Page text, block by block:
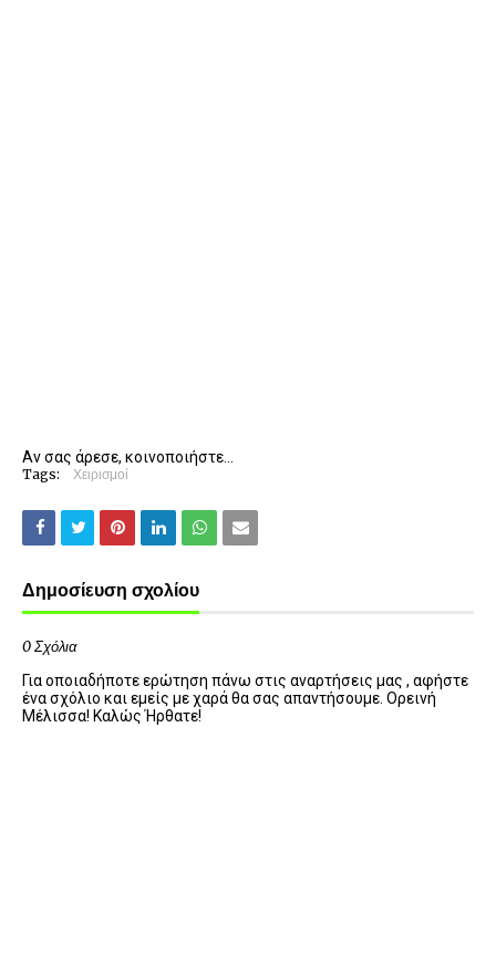
Αν σας άρεσε, κοινοποιήστε...
Tags: Χειρισμοί
Δημοσίευση σχολίου
0 Σχόλια
Για οποιαδήποτε ερώτηση πάνω στις αναρτήσεις μας , αφήστε
ένα σχόλιο και εμείς με χαρά θα σας απαντήσουμε. Ορεινή
Μέλισσα! Καλώς Ήρθατε!